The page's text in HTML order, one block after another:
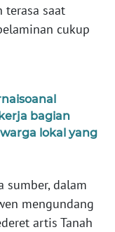
terasa saat
cukup
bagian
lokal yang
sumber, dalam
mengundang
artis Tanah